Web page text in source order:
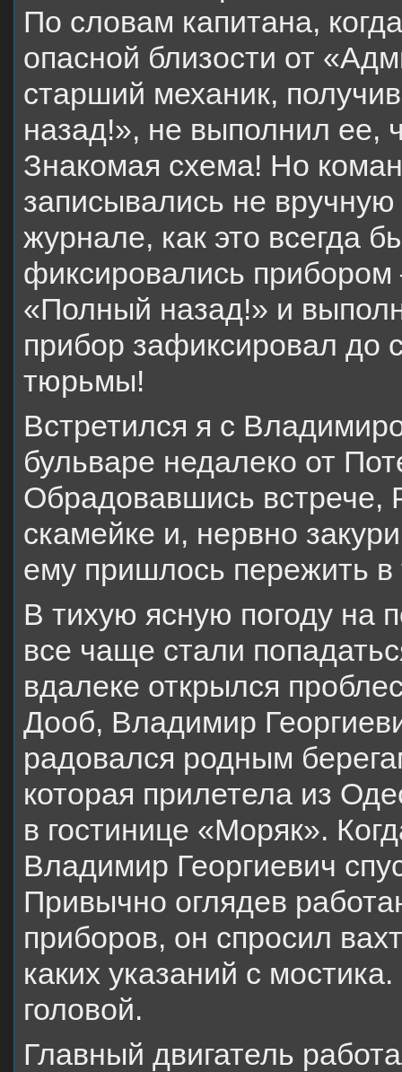
По словам капитана,
опасной близости от
старший механик,
назад!», не выполнил ее,
Знакомая схема! Но
записывались не
журнале, как это всегда
фиксировались
«Полный назад!» и
прибор зафиксировал до
тюрьмы!
Встретился я с
бульваре недалеко от
Обрадовавшись встрече,
скамейке и, нервно
ему пришлось пережить в
В тихую ясную погоду на
все чаще стали
вдалеке открылся
Дооб, Владимир
радовался родным
которая прилетела из
в гостинице «Моряк».
Владимир Георгиевич
Привычно оглядев
приборов, он спросил
каких указаний с
головой.
Главный двигатель